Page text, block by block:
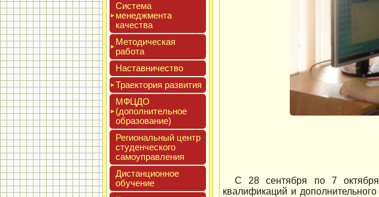
Сис­те­ма
ме­нед­жмен­та
ка­чес­тва
Мето­дичес­кая
ра­бота
Нас­тавни­чес­тво
Тра­ек­то­рия раз­ви­тия
МФЦДО
(до­пол­ни­тель­ное
об­ра­зова­ние)
Реги­ональ­ный центр
сту­ден­ческо­го
са­мо­уп­равле­ния
Дис­танци­он­ное
обу­чение
С 28 сентября по 7 октября
квалификаций и